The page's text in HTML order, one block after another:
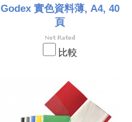
Godex 實色資料薄, A4, 40
頁
比較